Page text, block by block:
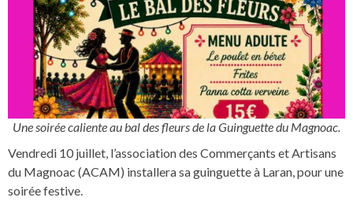
Une soirée caliente au bal des fleurs de la Guinguette du Magnoac.
Vendredi 10 juillet, l’association des Commerçants et Artisans
du Magnoac (ACAM) installera sa guinguette à Laran, pour une
soirée festive.